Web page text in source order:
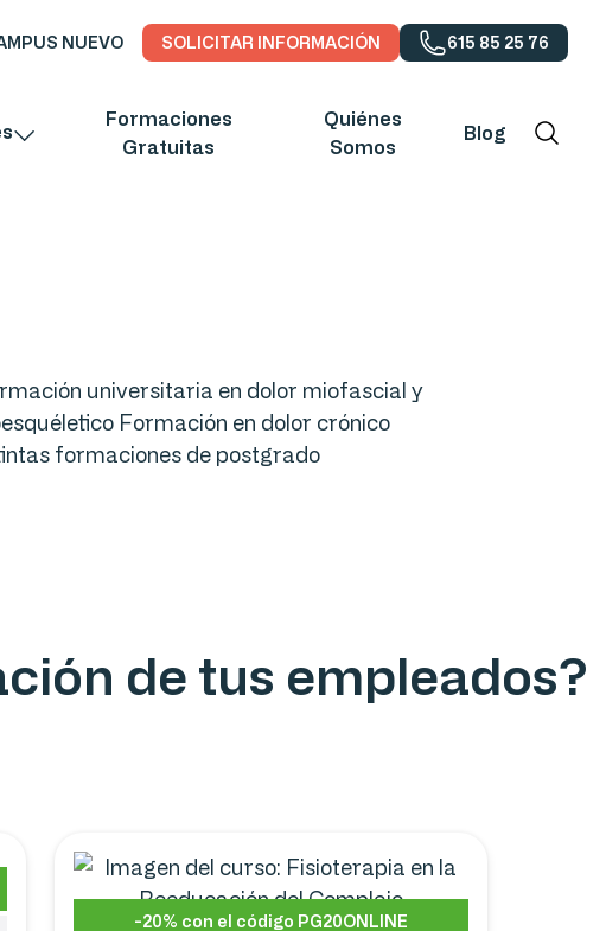
NUEVO SOLICITAR INFORMACIÓN 615 85 25 76
Formaciones
Gratuitas
Quiénes
Somos
Blog
universitaria en dolor miofascial y
Formación en dolor crónico
formaciones de postgrado
de tus empleados?
-20% con el código PG20ONLINE